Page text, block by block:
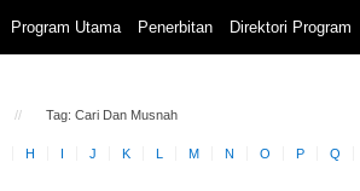
Program Utama Penerbitan Direktori Program
Tag: Cari Dan Musnah
H I J K L M N O P Q